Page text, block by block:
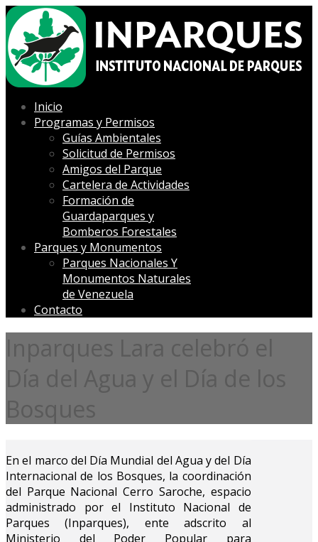
Inicio
Programas y Permisos
Guías Ambientales
Solicitud de Permisos
Amigos del Parque
Cartelera de Actividades
Formación de
Guardaparques y
Bomberos Forestales
Parques y Monumentos
Parques Nacionales Y
Monumentos Naturales
de Venezuela
Contacto
Inparques Lara celebró el
Día del Agua y el Día de los
Bosques
En el marco del Día Mundial del Agua y del Día
Internacional de los Bosques, la coordinación
del Parque Nacional Cerro Saroche, espacio
administrado por el Instituto Nacional de
Parques (Inparques), ente adscrito al
Ministerio del Poder Popular para